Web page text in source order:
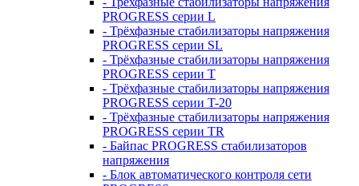
PROGRESS серии L
- Трёхфазные стабилизаторы напряжения
PROGRESS серии SL
- Трёхфазные стабилизаторы напряжения
PROGRESS серии T
- Трёхфазные стабилизаторы напряжения
PROGRESS серии T-20
- Трёхфазные стабилизаторы напряжения
PROGRESS серии TR
- Байпас PROGRESS стабилизаторов
напряжения
- Блок автоматического контроля сети